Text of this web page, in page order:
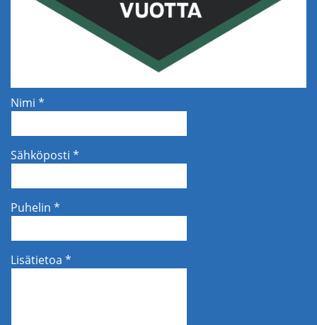
Nimi *
Sähköposti *
Puhelin *
Lisätietoa *